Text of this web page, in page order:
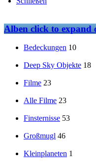
Albenclick to expand
Bedeckungen 10
Deep Sky Objekte 18
Filme 23
Alle Filme 23
Finsternisse 53
Großmugl 46
Kleinplaneten 1